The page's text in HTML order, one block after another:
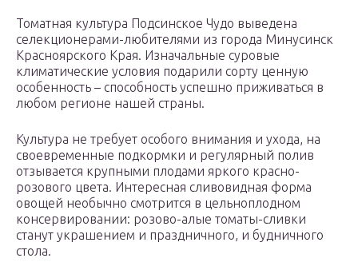
Томатная культура Подсинское Чудо выведена
селекционерами-любителями из города Минусинск
Красноярского Края. Изначальные суровые
климатические условия подарили сорту ценную
особенность – способность успешно приживаться в
любом регионе нашей страны.
Культура не требует особого внимания и ухода, на
своевременные подкормки и регулярный полив
отзывается крупными плодами яркого красно-
розового цвета. Интересная сливовидная форма
овощей необычно смотрится в цельноплодном
консервировании: розово-алые томаты-сливки
станут украшением и праздничного, и будничного
стола.